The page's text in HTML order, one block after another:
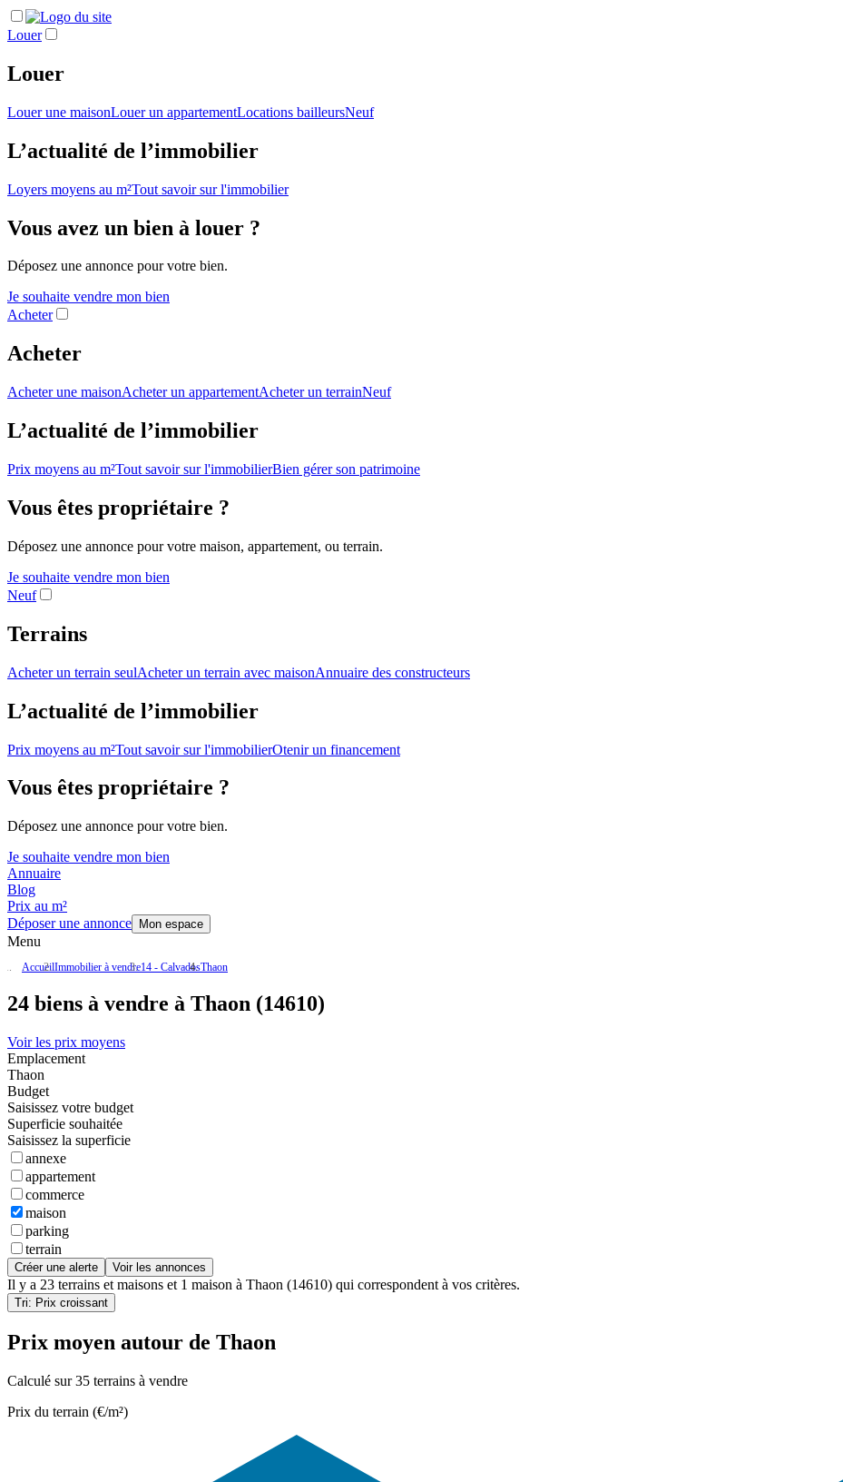
Louer
Louer
Louer une maisonLouer un appartementLocations bailleursNeuf
L’actualité de l’immobilier
Loyers moyens au m²Tout savoir sur l'immobilier
Vous avez un bien à louer ?
Déposez une annonce pour votre bien.
Je souhaite vendre mon bien
Acheter
Acheter
Acheter une maisonAcheter un appartementAcheter un terrainNeuf
L’actualité de l’immobilier
Prix moyens au m²Tout savoir sur l'immobilierBien gérer son patrimoine
Vous êtes propriétaire ?
Déposez une annonce pour votre maison, appartement, ou terrain.
Je souhaite vendre mon bien
Neuf
Terrains
Acheter un terrain seulAcheter un terrain avec maisonAnnuaire des constructeurs
L’actualité de l’immobilier
Prix moyens au m²Tout savoir sur l'immobilierOtenir un financement
Vous êtes propriétaire ?
Déposez une annonce pour votre bien.
Je souhaite vendre mon bien
Annuaire
Blog
Prix au m²
Déposer une annonce
Mon espace
Menu
AccueilImmobilier à vendre14 - CalvadosThaon
24 biens à vendre à Thaon (14610)
Voir les prix moyens
Emplacement
Thaon
Budget
Saisissez votre budget
Superficie souhaitée
Saisissez la superficie
annexe
appartement
commerce
maison
parking
terrain
Créer une alerte Voir les annonces
Il y a 23 terrains et maisons et 1 maison à Thaon (14610) qui correspondent à vos critères.
Tri: Prix croissant
Prix moyen autour de Thaon
Calculé sur 35 terrains à vendre
Prix du terrain (€/m²)